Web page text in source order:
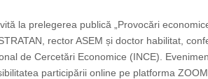
la prelegerea publică „Provocări
rector ASEM și doctor habilitat,
de Cercetări Economice (INCE).
participării online pe platforma